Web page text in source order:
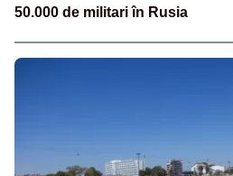
50.000 de militari în Rusia